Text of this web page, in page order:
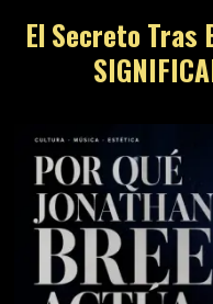
El Secreto Tras